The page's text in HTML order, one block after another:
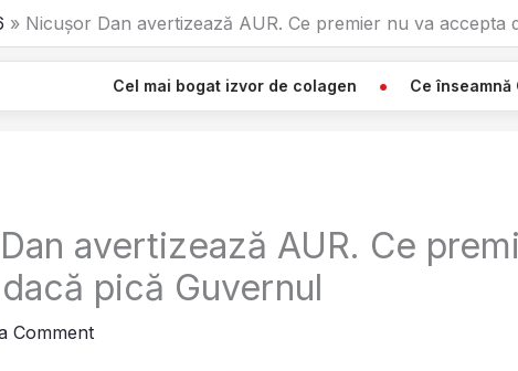
Nicușor Dan avertizează AUR. Ce premier nu va accepta
bogat izvor de colagen Ce înseamnă Când Vezi O
avertizează AUR. Ce
pică Guvernul
Comment